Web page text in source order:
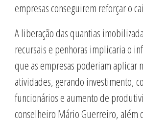
empresas conseguirem reforçar o
A liberação das quantias
recursais e penhoras implicaria o
que as empresas poderiam aplicar
atividades, gerando investimento,
funcionários e aumento de
conselheiro Mário Guerreiro, além